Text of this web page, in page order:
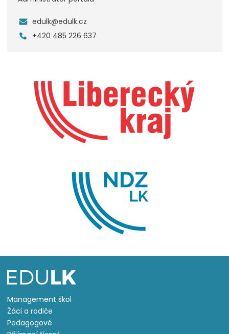
edulk@edulk.cz
+420 485 226 637
Management škol
Žáci a rodiče
Pedagogové